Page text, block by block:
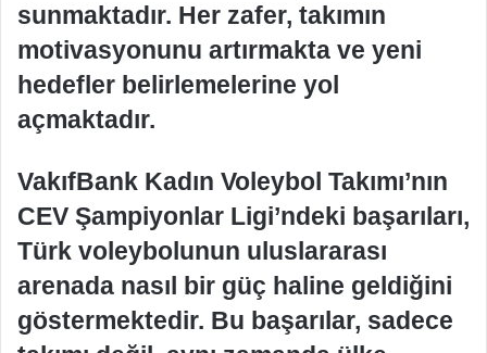
sunmaktadır. Her zafer, takımın
motivasyonunu artırmakta ve yeni
hedefler belirlemelerine yol
açmaktadır.
VakıfBank Kadın Voleybol Takımı’nın
CEV Şampiyonlar Ligi’ndeki başarıları,
Türk voleybolunun uluslararası
arenada nasıl bir güç haline geldiğini
göstermektedir. Bu başarılar, sadece